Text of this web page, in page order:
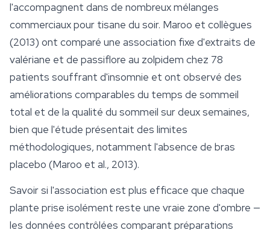
l'accompagnent dans de nombreux mélanges
commerciaux pour tisane du soir. Maroo et collègues
(2013) ont comparé une association fixe d'extraits de
valériane et de passiflore au zolpidem chez 78
patients souffrant d'insomnie et ont observé des
améliorations comparables du temps de sommeil
total et de la qualité du sommeil sur deux semaines,
bien que l'étude présentait des limites
méthodologiques, notamment l'absence de bras
placebo (Maroo et al., 2013).
Savoir si l'association est plus efficace que chaque
plante prise isolément reste une vraie zone d'ombre —
les données contrôlées comparant préparations